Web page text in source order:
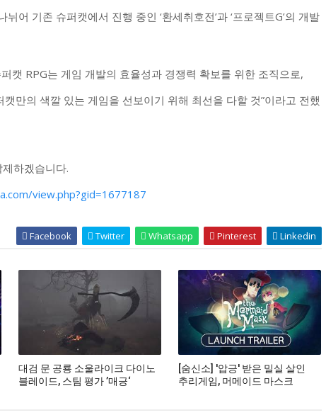
어 기존 슈퍼캣에서 진행 중인 ‘환세취호전’과 ‘프로젝트G’의 개발
캣 RPG는 게임 개발의 효율성과 경쟁력 확보를 위한 조직으로,
만의 색깔 있는 게임을 선보이기 위해 최선을 다할 것”이라고 전했
하겠습니다.
view.php?gid=1677187
Facebook Twitter Whatsapp Pinterest Linkedin
대검 문 공룡 소울라이크 다이노
블레이드, 스팀 평가 ’매긍‘
[숨신소] '압긍' 받은 밀실 살인
추리게임, 머메이드 마스크